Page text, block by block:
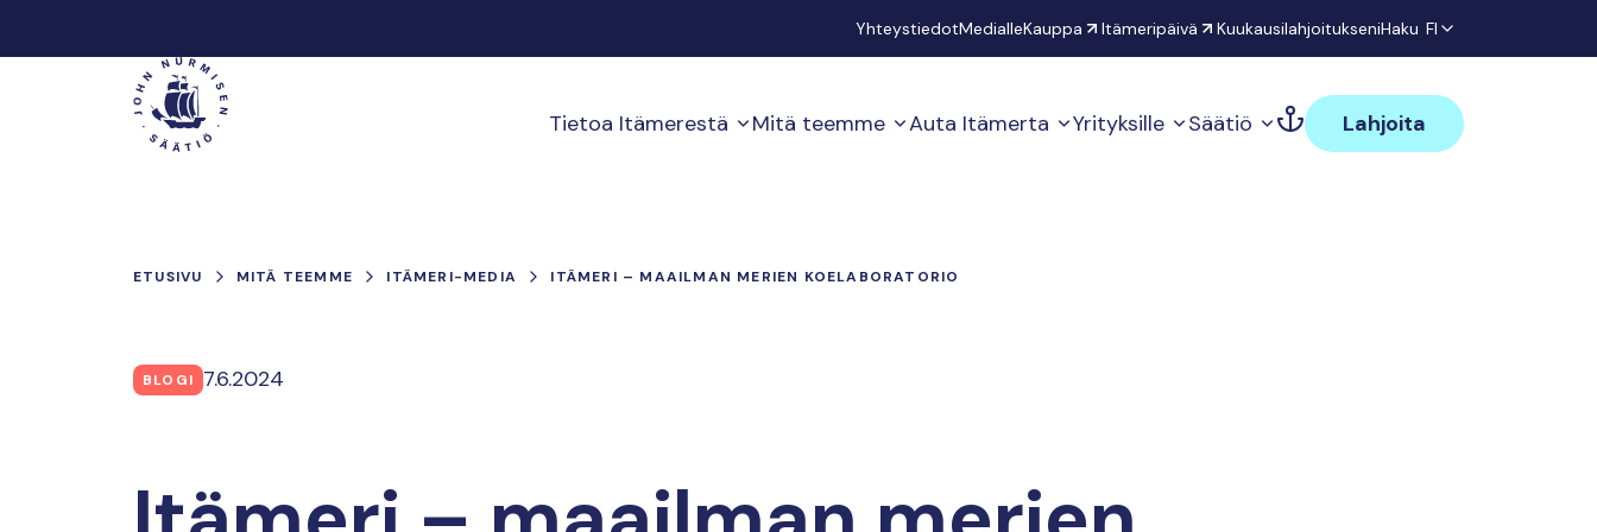
YhteystiedotMedialleKauppa Itämeripäivä KuukausilahjoitukseniHaku FI
Päävalikko Tietoa Itämerestä Mitä teemme Auta Itämerta Yrityksille Säätiö Lahjoita
ETUSIVU MITÄ TEEMME ITÄMERI-MEDIA ITÄMERI – MAAILMAN MERIEN KOELABORATORIO
BLOGI 7.6.2024